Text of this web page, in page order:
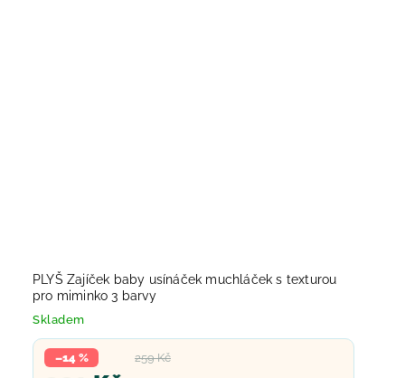
PLYŠ Zajíček baby usínáček muchláček s texturou
pro miminko 3 barvy
Skladem
259 Kč
–14 %